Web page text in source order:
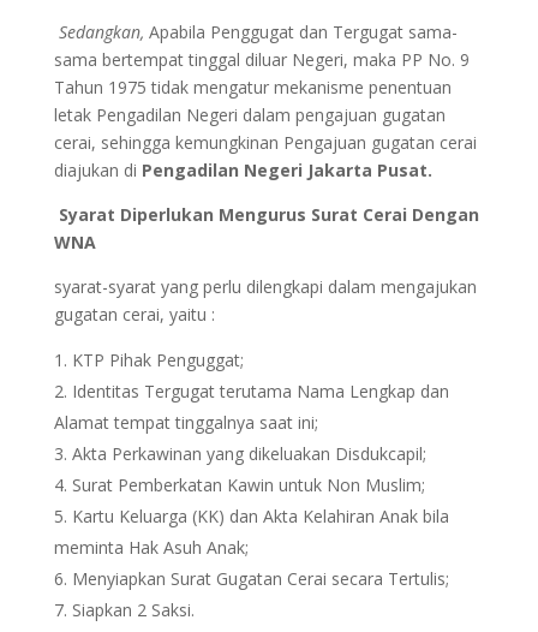
Sedangkan, Apabila Penggugat dan Tergugat sama-
sama bertempat tinggal diluar Negeri, maka PP No. 9
Tahun 1975 tidak mengatur mekanisme penentuan
letak Pengadilan Negeri dalam pengajuan gugatan
cerai, sehingga kemungkinan Pengajuan gugatan cerai
diajukan di Pengadilan Negeri Jakarta Pusat.
Syarat Diperlukan Mengurus Surat Cerai Dengan
WNA
syarat-syarat yang perlu dilengkapi dalam mengajukan
gugatan cerai, yaitu :
KTP Pihak Penguggat;
Identitas Tergugat terutama Nama Lengkap dan
Alamat tempat tinggalnya saat ini;
Akta Perkawinan yang dikeluakan Disdukcapil;
Surat Pemberkatan Kawin untuk Non Muslim;
Kartu Keluarga (KK) dan Akta Kelahiran Anak bila
meminta Hak Asuh Anak;
Menyiapkan Surat Gugatan Cerai secara Tertulis;
Siapkan 2 Saksi.